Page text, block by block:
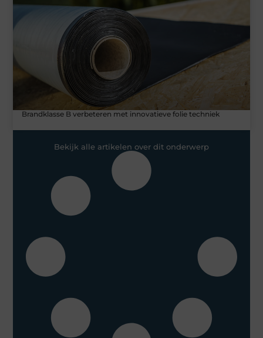
Brandklasse B verbeteren met innovatieve folie techniek
Bekijk alle artikelen over dit onderwerp